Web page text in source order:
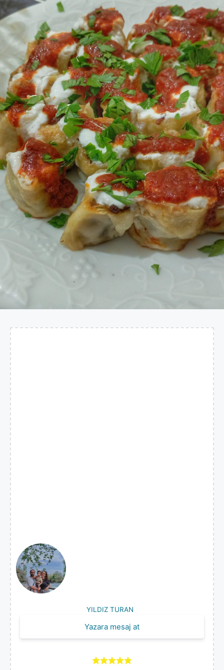
YILDIZ TURAN
Yazara mesaj at